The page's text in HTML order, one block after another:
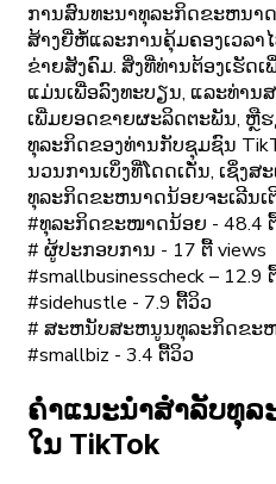
ການສົນທະນາທຸລະກິດຂະຫນາ
ສ້າງຍີ່ຫໍ້ແລະການຄຸ້ມຄອງເວລາ
ຂ່າຍສັງຄົມ. ສິ່ງທີ່ທ່ານຕ້ອງເຮັດ
ແມ່ນເພື່ອລົງທະບຽນ, ແລະທ່ານ
ເພີ່ມຍອດຂາຍຜະລິດຕະພັນ, ຫຼື
ທຸລະກິດຂອງທ່ານກັບຊຸມຊົນ
ນວນການເບິ່ງທີ່ໂດດເດັ່ນ, ເຊິ່ງ
ທຸລະກິດຂະຫນາດນ້ອຍຈະເລີນເ
#ທຸລະກິດຂະໜາດນ້ອຍ - 48.4
# ຜູ້ປະກອບການ - 17 ຕື້ views
#smallbusinesscheck – 12.9
#sidehustle - 7.9 ຕື້ວິວ
# ສະຫນັບສະຫນູນທຸລະກິດຂະຫ
#smallbiz - 3.4 ຕື້ວິວ
ຄໍາແນະນໍາສໍາລັບທຸ
ໃນ TikTok